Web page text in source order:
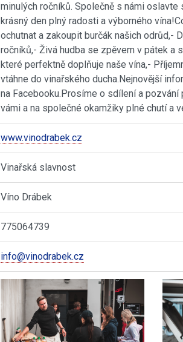
minulých ročníků. Společně s námi
krásný den plný radosti a výborného
ochutnat a zakoupit burčák našich odrůd,-
ročníků,- Živá hudba se zpěvem v pátek a
které perfektně doplňuje naše vína,-
vtáhne do vinařského ducha.Nejnovější
na Facebooku.Prosíme o sdílení a
vámi a na společné okamžiky plné chutí a
www.vinodrabek.cz
Vinařská slavnost
Víno Drábek
775064739
info@vinodrabek.cz